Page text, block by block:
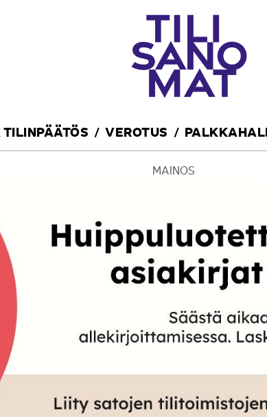
VEROTUS
MAINOS